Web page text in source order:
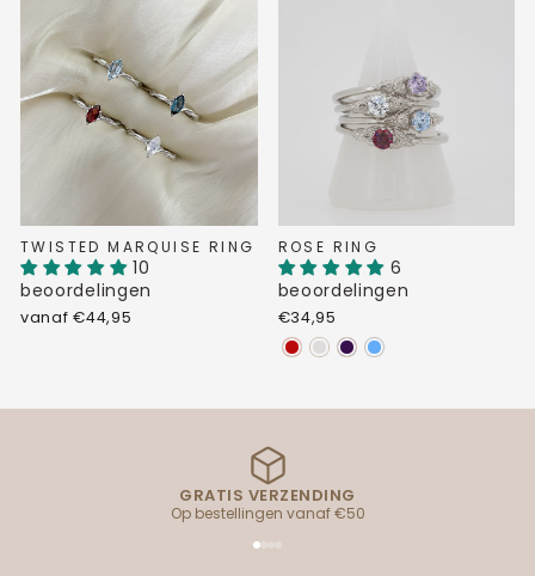
TWISTED MARQUISE RING
10
beoordelingen
vanaf €44,95
ROSE RING
6
beoordelingen
€34,95
GRATIS VERZENDING
Op bestellingen vanaf €50